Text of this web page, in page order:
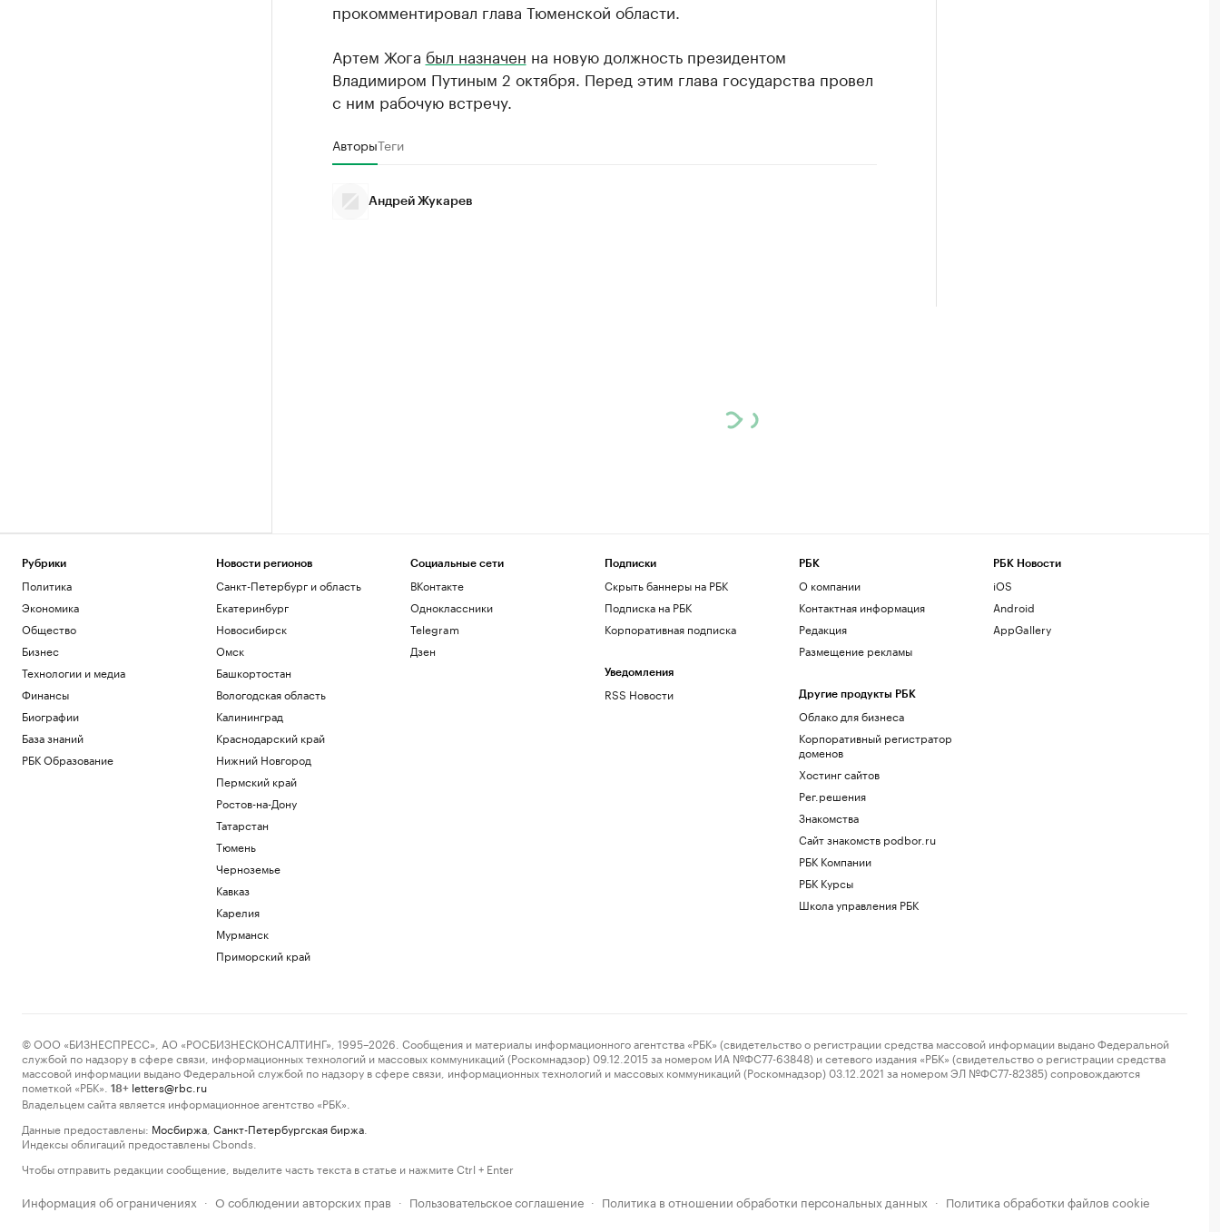
прокомментировал глава Тюменской области.
Артем Жога был назначен на новую должность президентом
Владимиром Путиным 2 октября. Перед этим глава государства провел
с ним рабочую встречу.
АвторыТеги
Андрей Жукарев
Рубрики
Политика
Экономика
Общество
Бизнес
Технологии и медиа
Финансы
Биографии
База знаний
РБК Образование
Новости регионов
Санкт-Петербург и область
Екатеринбург
Новосибирск
Омск
Башкортостан
Вологодская область
Калининград
Краснодарский край
Нижний Новгород
Пермский край
Ростов-на-Дону
Татарстан
Тюмень
Черноземье
Кавказ
Карелия
Мурманск
Приморский край
Социальные сети
ВКонтакте
Одноклассники
Telegram
Дзен
Подписки
Скрыть баннеры на РБК
Подписка на РБК
Корпоративная подписка
Уведомления
RSS Новости
РБК
О компании
Контактная информация
Редакция
Размещение рекламы
Другие продукты РБК
Облако для бизнеса
Корпоративный регистратор
доменов
Хостинг сайтов
Рег.решения
Знакомства
Сайт знакомств podbor.ru
РБК Компании
РБК Курсы
Школа управления РБК
РБК Новости
iOS
Android
AppGallery
© ООО «БИЗНЕСПРЕСС», АО «РОСБИЗНЕСКОНСАЛТИНГ», 1995–2026. Сообщения и материалы информационного агентства «РБК» (свидетельство о регистрации средства массовой информации выдано Федеральной
службой по надзору в сфере связи, информационных технологий и массовых коммуникаций (Роскомнадзор) 09.12.2015 за номером ИА №ФС77-63848) и сетевого издания «РБК» (свидетельство о регистрации средства
массовой информации выдано Федеральной службой по надзору в сфере связи, информационных технологий и массовых коммуникаций (Роскомнадзор) 03.12.2021 за номером ЭЛ №ФС77-82385) сопровождаются
пометкой «РБК».
18+ letters@rbc.ru
Владельцем сайта является информационное агентство «РБК».
Данные предоставлены: Мосбиржа Санкт-Петербургская биржа
Индексы облигаций предоставлены Cbonds.
Чтобы отправить редакции сообщение, выделите часть текста в статье и нажмите Ctrl + Enter
Информация об ограничениях · О соблюдении авторских прав · Пользовательское соглашение · Политика в отношении обработки персональных данных · Политика обработки файлов cookie